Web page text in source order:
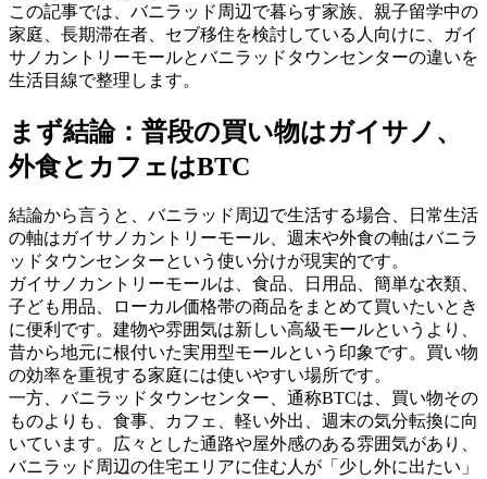
この記事では、バニラッド周辺で暮らす家族、親子留学中の
家庭、長期滞在者、セブ移住を検討している人向けに、ガイ
サノカントリーモールとバニラッドタウンセンターの違いを
生活目線で整理します。
まず結論：普段の買い物はガイサノ、
外食とカフェはBTC
結論から言うと、バニラッド周辺で生活する場合、日常生活
の軸はガイサノカントリーモール、週末や外食の軸はバニラ
ッドタウンセンターという使い分けが現実的です。
ガイサノカントリーモールは、食品、日用品、簡単な衣類、
子ども用品、ローカル価格帯の商品をまとめて買いたいとき
に便利です。建物や雰囲気は新しい高級モールというより、
昔から地元に根付いた実用型モールという印象です。買い物
の効率を重視する家庭には使いやすい場所です。
一方、バニラッドタウンセンター、通称BTCは、買い物その
ものよりも、食事、カフェ、軽い外出、週末の気分転換に向
いています。広々とした通路や屋外感のある雰囲気があり、
バニラッド周辺の住宅エリアに住む人が「少し外に出たい」